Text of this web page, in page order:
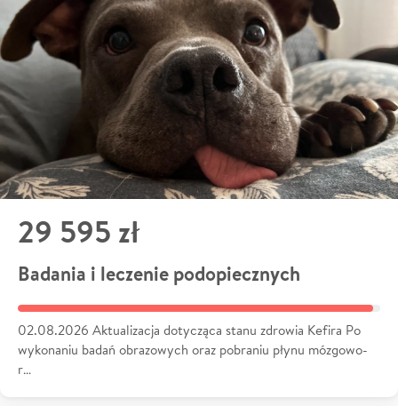
29 595 zł
Badania i leczenie podopiecznych
02.08.2026 Aktualizacja dotycząca stanu zdrowia Kefira Po
wykonaniu badań obrazowych oraz pobraniu płynu mózgowo-
r…